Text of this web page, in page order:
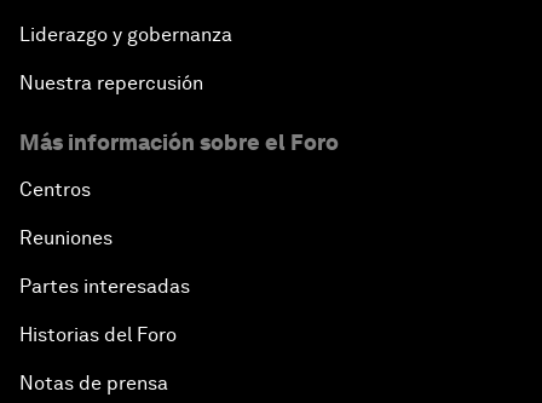
Liderazgo y gobernanza
Nuestra repercusión
Más información sobre el Foro
Centros
Reuniones
Partes interesadas
Historias del Foro
Notas de prensa